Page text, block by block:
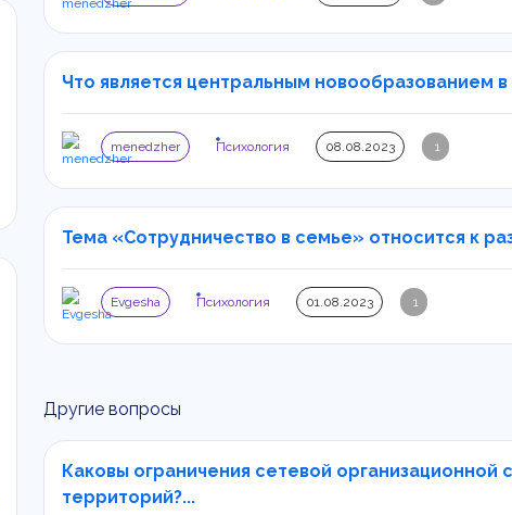
Что является центральным новообразованием
menedzher Психология 08.08.2023 1
Тема «Сотрудничество в семье» относится к
Evgesha Психология 01.08.2023 1
Другие вопросы
Каковы ограничения сетевой организационной
территорий?...